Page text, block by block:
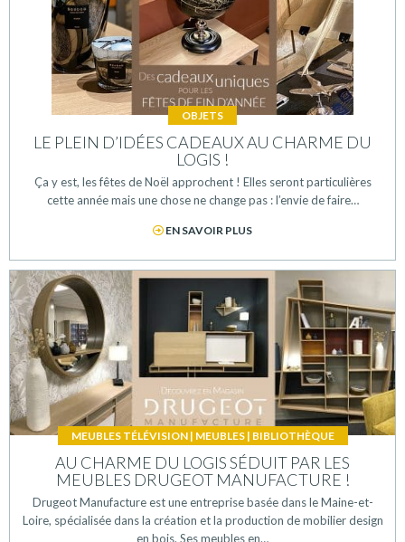
OBJETS
LE PLEIN D’IDÉES CADEAUX AU CHARME DU
LOGIS !
Ça y est, les fêtes de Noël approchent ! Elles seront particulières
cette année mais une chose ne change pas : l’envie de faire…
EN SAVOIR PLUS
MEUBLES TÉLÉVISION| MEUBLES| BIBLIOTHÈQUE
AU CHARME DU LOGIS SÉDUIT PAR LES
MEUBLES DRUGEOT MANUFACTURE !
Drugeot Manufacture est une entreprise basée dans le Maine-et-
Loire, spécialisée dans la création et la production de mobilier design
en bois. Ses meubles en…